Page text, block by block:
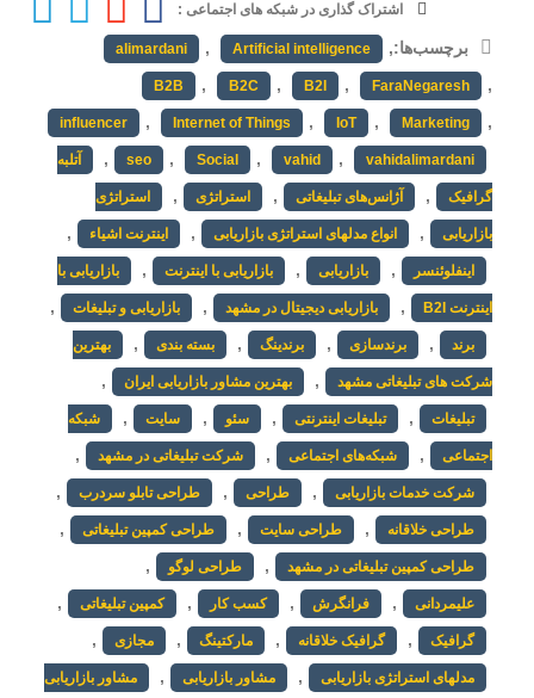
اشتراک گذاری در شبکه های اجتماعی :
برچسب‌ها: alimardani , Artificial intelligence ,
B2B , B2C , B2I , FaraNegaresh ,
influencer , Internet of Things , IoT , Marketing ,
seo , Social , vahid , vahidalimardani
, آتلبه
گرافیک , آژانس‌های تبلیغاتی , استراتژی , استراتژی
بازاریابی , انواع مدلهای استراتژی بازاریابی , اینترنت اشیاء ,
اینفلوئنسر , بازاریابی , بازاریابی با اینترنت , بازاریابی با
اینترنت B2I , بازاریابی دیجیتال در مشهد , بازاریابی و تبلیغات ,
برند , برندسازی , برندینگ , بسته بندی , بهترین
شرکت های تبلیغاتی مشهد , بهترین مشاور بازاریابی ایران ,
تبلیغات , تبلیغات اینترنتی , سئو , سایت , شبکه
اجتماعی , شبکه‌های اجتماعی , شرکت تبلیغاتی در مشهد ,
شرکت خدمات بازاریابی , طراحی , طراحی تابلو سردرب ,
طراحی خلاقانه , طراحی سایت , طراحی کمپین تبلیغاتی ,
طراحی کمپین تبلیغاتی در مشهد , طراحی لوگو ,
علیمردانی , فرانگرش , کسب کار , کمپین تبلیغاتی ,
گرافیک , گرافیک خلاقانه , مارکتینگ , مجازی ,
مدلهای استراتژی بازاریابی , مشاور بازاریابی , مشاور بازاریابی